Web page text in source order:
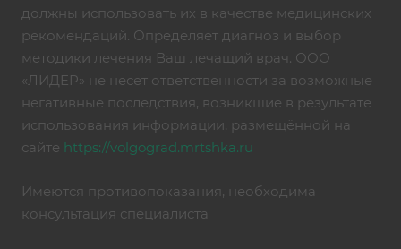
должны использовать их в качестве медицинских
рекомендаций. Определяет диагноз и выбор
методики лечения Ваш лечащий врач. ООО
«ЛИДЕР» не несет ответственности за возможные
негативные последствия, возникшие в результате
использования информации, размещённой на
сайте https://volgograd.mrtshka.ru
Имеются противопоказания, необходима
консультация специалиста